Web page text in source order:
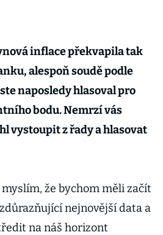
inflace překvapila tak
alespoň soudě podle
naposledy hlasoval pro
bodu. Nemrzí vás
vystoupit z řady a hlasovat
myslím, že bychom měli začít
nejnovější data a
na náš horizont